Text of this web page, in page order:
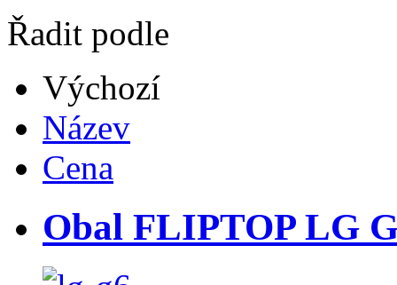
Řadit podle
Výchozí
Název
Cena
Obal FLIPTOP LG